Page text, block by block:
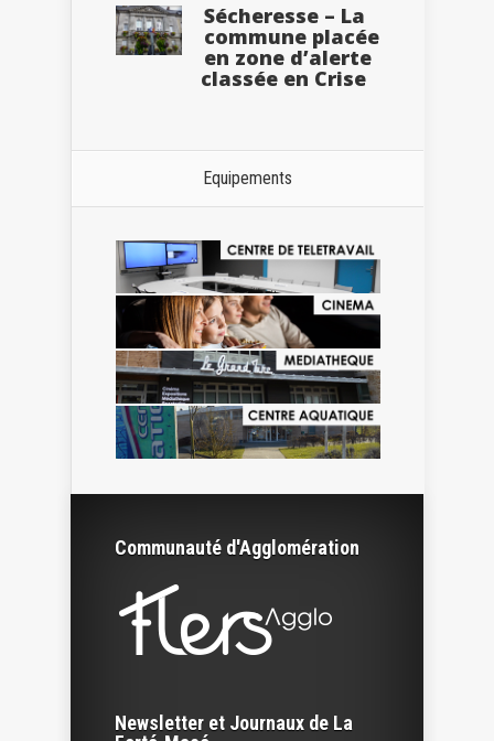
Sécheresse – La
commune placée
en zone d’alerte
classée en Crise
Equipements
Communauté d'Agglomération
Newsletter et Journaux de La